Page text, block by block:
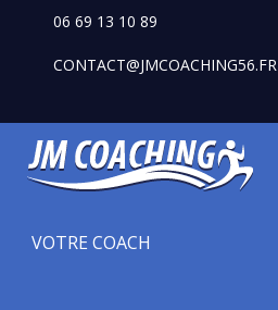
06 69 13 10 89
CONTACT@JMCOACHING56.FR
VOTRE COACH